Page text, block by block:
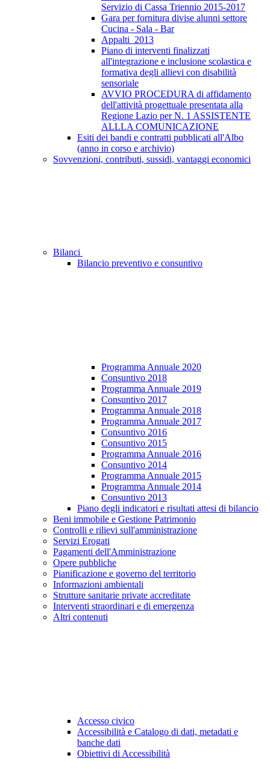
Servizio di Cassa Triennio 2015-2017
Gara per fornitura divise alunni settore
Cucina - Sala - Bar
Appalti_2013
Piano di interventi finalizzati
all'integrazione e inclusione scolastica e
formativa degli allievi con disabilità
sensoriale
AVVIO PROCEDURA di affidamento
dell'attività progettuale presentata alla
Regione Lazio per N. 1 ASSISTENTE
ALLLA COMUNICAZIONE
Esiti dei bandi e contratti pubblicati all'Albo
(anno in corso e archivio)
Sovvenzioni, contributi, sussidi, vantaggi economici
Bilanci
Bilancio preventivo e consuntivo
Programma Annuale 2020
Consuntivo 2018
Programma Annuale 2019
Consuntivo 2017
Programma Annuale 2018
Programma Annuale 2017
Consuntivo 2016
Consuntivo 2015
Programma Annuale 2016
Consuntivo 2014
Programma Annuale 2015
Programma Annuale 2014
Consuntivo 2013
Piano degli indicatori e risultati attesi di bilancio
Beni immobile e Gestione Patrimonio
Controlli e rilievi sull'amministrazione
Servizi Erogati
Pagamenti dell'Amministrazione
Opere pubbliche
Pianificazione e governo del territorio
Informazioni ambientali
Strutture sanitarie private accreditate
Interventi straordinari e di emergenza
Altri contenuti
Accesso civico
Accessibilità e Catalogo di dati, metadati e
banche dati
Obiettivi di Accessibilità